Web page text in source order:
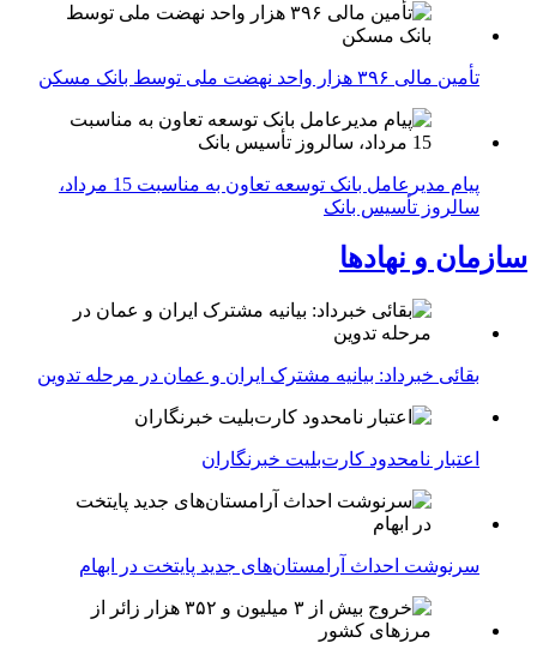
تأمین مالی ۳۹۶ هزار واحد نهضت ملی توسط بانک مسکن
پیام مدیرعامل بانک توسعه تعاون به مناسبت 15 مرداد،
سالروز تأسیس بانک
سازمان و نهادها
بقائی خبرداد: بیانیه مشترک ایران و عمان در مرحله تدوین
اعتبار نامحدود کارت‌بلیت خبرنگاران
سرنوشت احداث آرامستان‌های جدید پایتخت در ابهام